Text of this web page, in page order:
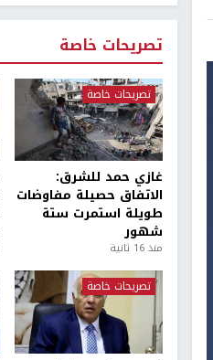
تصريحات خاصة
تصريحات خاصة
غازي حمد للشرق:
الاتفاق حصيلة مفاوضات
طويلة استمرت ستة
شهور
منذ 16 ثانية
تصريحات خاصة